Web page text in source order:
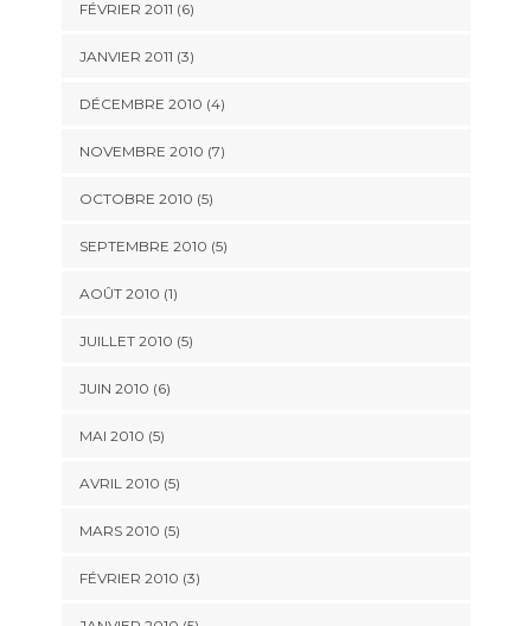
FÉVRIER 2011 (6)
JANVIER 2011 (3)
DÉCEMBRE 2010 (4)
NOVEMBRE 2010 (7)
OCTOBRE 2010 (5)
SEPTEMBRE 2010 (5)
AOÛT 2010 (1)
JUILLET 2010 (5)
JUIN 2010 (6)
MAI 2010 (5)
AVRIL 2010 (5)
MARS 2010 (5)
FÉVRIER 2010 (3)